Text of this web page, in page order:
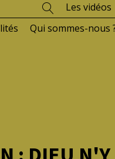
Les vidéos
Qui sommes-nous